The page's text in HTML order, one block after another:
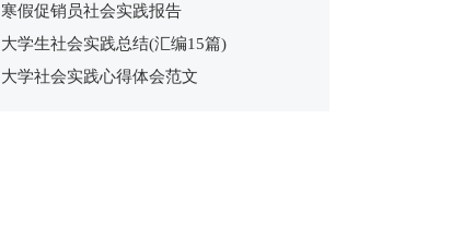
寒假促销员社会实践报告
大学生社会实践总结(汇编15篇)
大学社会实践心得体会范文